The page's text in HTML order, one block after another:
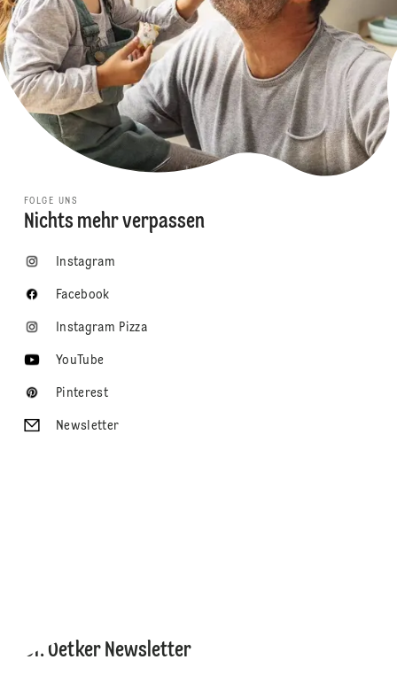
FOLGE UNS
Nichts mehr verpassen
Instagram
Facebook
Instagram Pizza
YouTube
Pinterest
Newsletter
Dr. Oetker Newsletter